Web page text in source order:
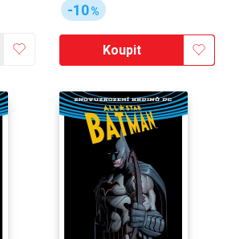
-10%
Koupit